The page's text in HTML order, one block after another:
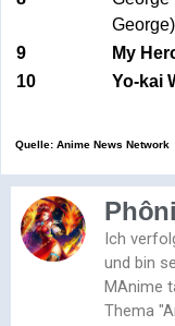
George)
9 My
10
Yo-kai
Quelle: Anime News Network
Ich
und bin
MAnime
Thema